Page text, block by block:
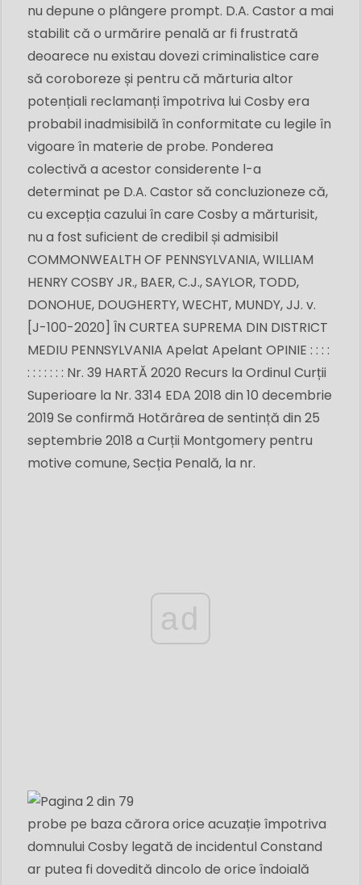
nu depune o plângere prompt. D.A. Castor a mai
stabilit că o urmărire penală ar fi frustrată
deoarece nu existau dovezi criminalistice care
să coroboreze și pentru că mărturia altor
potențiali reclamanți împotriva lui Cosby era
probabil inadmisibilă în conformitate cu legile în
vigoare în materie de probe. Ponderea
colectivă a acestor considerente l-a
determinat pe D.A. Castor să concluzioneze că,
cu excepția cazului în care Cosby a mărturisit,
nu a fost suficient de credibil și admisibil
COMMONWEALTH OF PENNSYLVANIA, WILLIAM
HENRY COSBY JR., BAER, C.J., SAYLOR, TODD,
DONOHUE, DOUGHERTY, WECHT, MUNDY, JJ. v.
[J-100-2020] ÎN CURTEA SUPREMA DIN DISTRICT
MEDIU PENNSYLVANIA Apelat Apelant OPINIE : : : :
: : : : : : : Nr. 39 HARTĂ 2020 Recurs la Ordinul Curții
Superioare la Nr. 3314 EDA 2018 din 10 decembrie
2019 Se confirmă Hotărârea de sentință din 25
septembrie 2018 a Curții Montgomery pentru
motive comune, Secția Penală, la nr.
ad
probe pe baza cărora orice acuzație împotriva
domnului Cosby legată de incidentul Constand
ar putea fi dovedită dincolo de orice îndoială